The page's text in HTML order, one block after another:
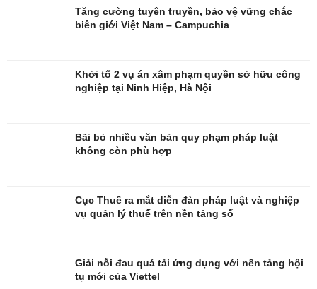
Tư vấn
Tăng cường tuyên truyền, bảo vệ vững chắc
biên giới Việt Nam – Campuchia
Khởi tố 2 vụ án xâm phạm quyền sở hữu công
nghiệp tại Ninh Hiệp, Hà Nội
Bãi bỏ nhiều văn bản quy phạm pháp luật
không còn phù hợp
Cục Thuế ra mắt diễn đàn pháp luật và nghiệp
vụ quản lý thuế trên nền tảng số
Giải nỗi đau quá tải ứng dụng với nền tảng hội
tụ mới của Viettel